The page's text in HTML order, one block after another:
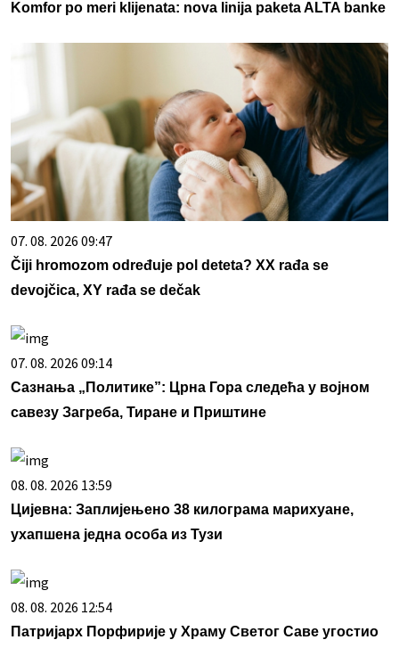
Komfor po meri klijenata: nova linija paketa ALTA banke
07. 08. 2026 09:47
Čiji hromozom određuje pol deteta? XX rađa se
devojčica, XY rađa se dečak
07. 08. 2026 09:14
Сазнања „Политике”: Црна Гора следећа у војном
савезу Загреба, Тиране и Приштине
08. 08. 2026 13:59
Цијевна: Заплијењено 38 килограма марихуане,
ухапшена једна особа из Тузи
08. 08. 2026 12:54
Патријарх Порфирије у Храму Светог Саве угостио